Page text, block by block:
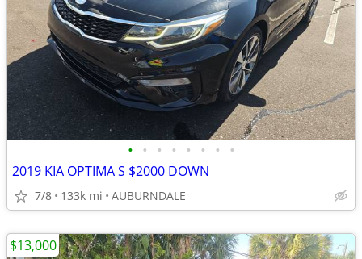
• • • • • • • •
2019 KIA OPTIMA S $2000 DOWN
7/8 133k mi AUBURNDALE
$13,000